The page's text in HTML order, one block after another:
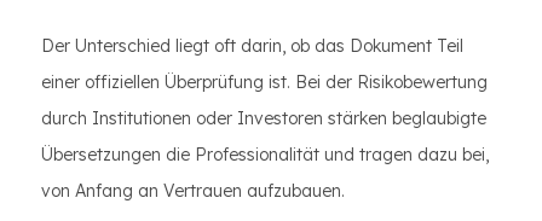
Der Unterschied liegt oft darin, ob das Dokument Teil
einer offiziellen Überprüfung ist. Bei der Risikobewertung
durch Institutionen oder Investoren stärken beglaubigte
Übersetzungen die Professionalität und tragen dazu bei,
von Anfang an Vertrauen aufzubauen.